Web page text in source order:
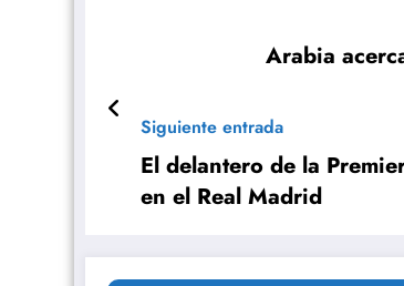
Arabia
Siguiente entrada
El delantero de la
en el Real Madrid